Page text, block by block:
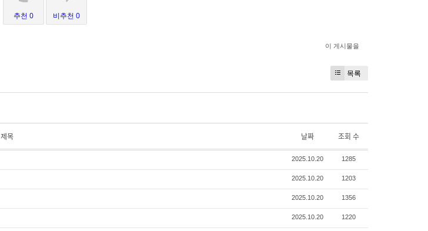
추천 0 비추천 0
이 게시물을
목록
제목 날짜 조회 수
2025.10.20 1285
2025.10.20 1203
2025.10.20 1356
2025.10.20 1220